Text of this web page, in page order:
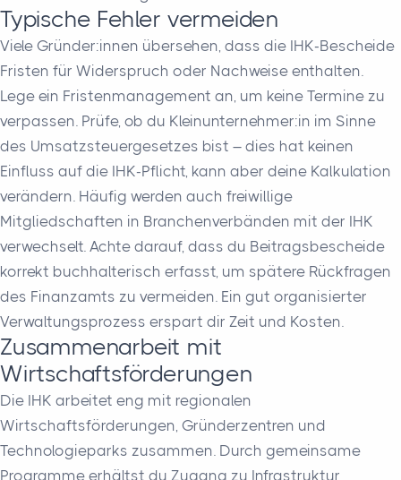
Typische Fehler vermeiden
Viele Gründer:innen übersehen, dass die IHK-Bescheide
Fristen für Widerspruch oder Nachweise enthalten.
Lege ein Fristenmanagement an, um keine Termine zu
verpassen. Prüfe, ob du Kleinunternehmer:in im Sinne
des Umsatzsteuergesetzes bist – dies hat keinen
Einfluss auf die IHK-Pflicht, kann aber deine Kalkulation
verändern. Häufig werden auch freiwillige
Mitgliedschaften in Branchenverbänden mit der IHK
verwechselt. Achte darauf, dass du Beitragsbescheide
korrekt buchhalterisch erfasst, um spätere Rückfragen
des Finanzamts zu vermeiden. Ein gut organisierter
Verwaltungsprozess erspart dir Zeit und Kosten.
Zusammenarbeit mit
Wirtschaftsförderungen
Die IHK arbeitet eng mit regionalen
Wirtschaftsförderungen, Gründerzentren und
Technologieparks zusammen. Durch gemeinsame
Programme erhältst du Zugang zu Infrastruktur,